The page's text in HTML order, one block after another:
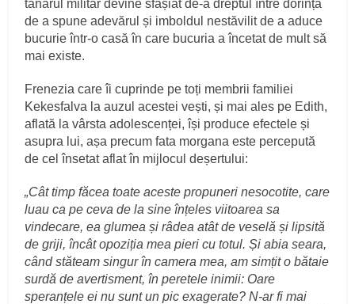
tânărul militar devine sfâșiat de-a dreptul între dorința
de a spune adevărul și imboldul nestăvilit de a aduce
bucurie într-o casă în care bucuria a încetat de mult să
mai existe.
Frenezia care îi cuprinde pe toți membrii familiei
Kekesfalva la auzul acestei vești, și mai ales pe Edith,
aflată la vârsta adolescenței, își produce efectele și
asupra lui, așa precum fata morgana este percepută
de cel însetat aflat în mijlocul deșertului:
„Cât timp făcea toate aceste propuneri nesocotite, care
luau ca pe ceva de la sine înțeles viitoarea sa
vindecare, ea glumea și râdea atât de veselă și lipsită
de griji, încât opoziția mea pieri cu totul. Și abia seara,
când stăteam singur în camera mea, am simțit o bătaie
surdă de avertisment, în peretele inimii: Oare
speranțele ei nu sunt un pic exagerate? N-ar fi mai